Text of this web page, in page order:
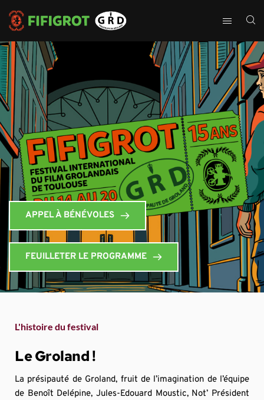
APPEL À BÉNÉVOLES
FEUILLETER LE PROGRAMME
L'histoire du festival
Le Groland !
La présipauté de Groland, fruit de l’imagination de l’équipe
de Benoît Delépine, Jules-Edouard Moustic, Not’ Président